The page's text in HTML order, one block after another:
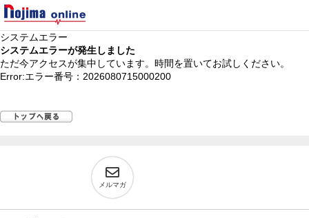
システムエラー
システムエラーが発生しました
ただ今アクセスが集中しています。時間を置いてお試しください。
Error:エラー番号：2026080715000200
メルマガ